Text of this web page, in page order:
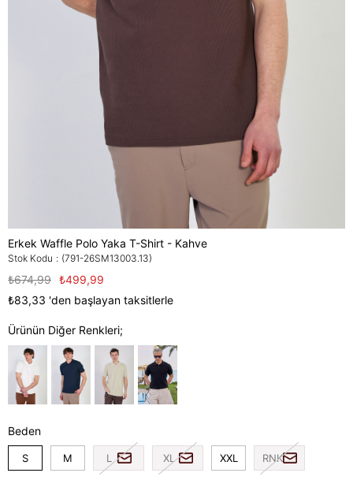
Erkek Waffle Polo Yaka T-Shirt - Kahve
Stok Kodu (791-26SM13003.13)
₺674,99 ₺499,99
₺83,33 'den başlayan taksitlerle
Ürünün Diğer Renkleri;
Beden
S M L XL XXL RNK